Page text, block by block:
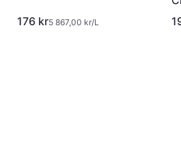
176 kr5 867,00 kr/L